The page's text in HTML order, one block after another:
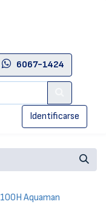
6067-1424
Identificarse
Aquaman